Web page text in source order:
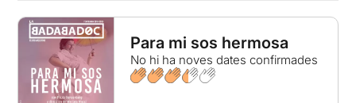
Para mi sos hermosa
No hi ha noves dates confirmades